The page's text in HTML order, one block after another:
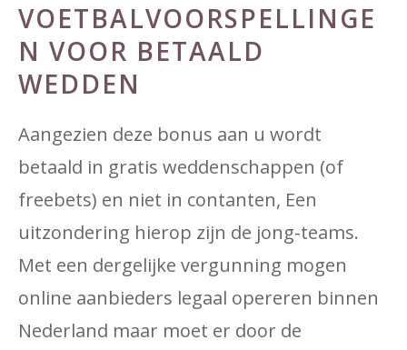
VOETBALVOORSPELLINGE
N VOOR BETAALD
WEDDEN
Aangezien deze bonus aan u wordt
betaald in gratis weddenschappen (of
freebets) en niet in contanten, Een
uitzondering hierop zijn de jong-teams.
Met een dergelijke vergunning mogen
online aanbieders legaal opereren binnen
Nederland maar moet er door de